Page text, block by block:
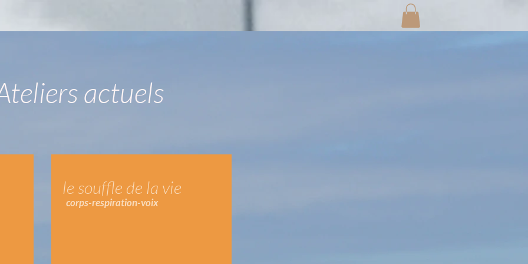
actuels
le souffle de la vie
corps-respiration-voix